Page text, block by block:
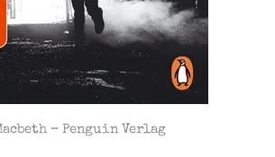
– Penguin Verlag